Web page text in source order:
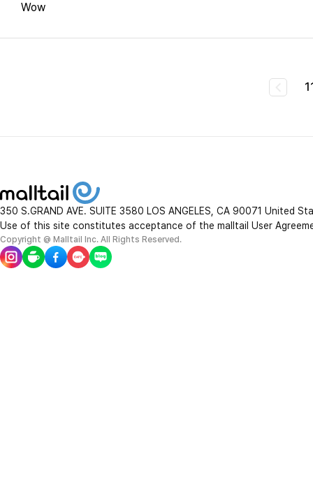
Wow
350 S.GRAND AVE. SUITE 3580 LOS ANGELES, CA 90071 United
Use of this site constitutes acceptance of the malltail User
Copyright @ Malltail Inc. All Rights Reserved.